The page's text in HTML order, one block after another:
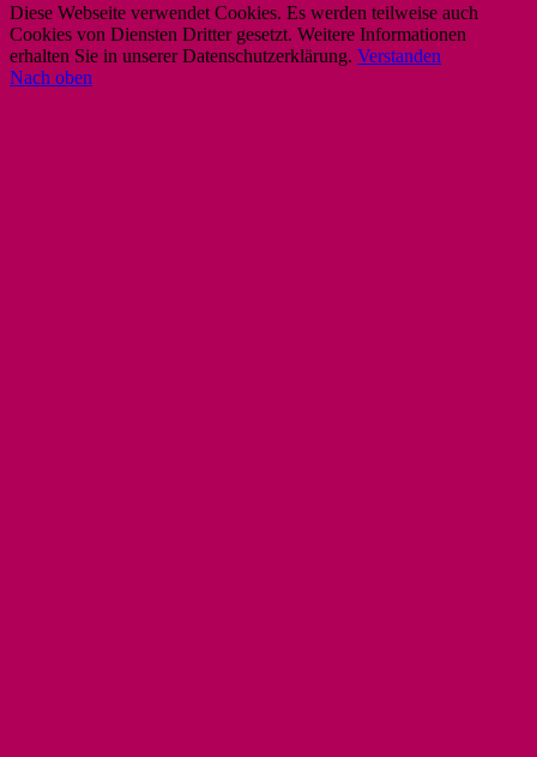
Diese Webseite verwendet Cookies. Es werden teilweise auch
Cookies von Diensten Dritter gesetzt. Weitere Informationen
erhalten Sie in unserer Datenschutzerklärung. Verstanden
Nach oben